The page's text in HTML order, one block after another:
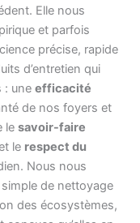
Elle nous
et parfois
précise, rapide
d’entretien qui
: une efficacité
de nos foyers et
le savoir-faire
le respect du
Nous nous
de nettoyage
des écosystèmes,